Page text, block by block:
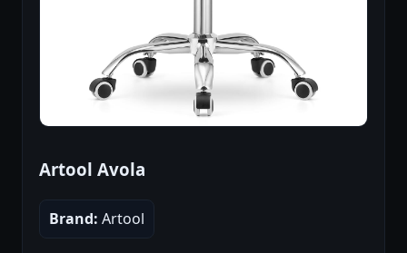
Artool Avola
Brand: Artool